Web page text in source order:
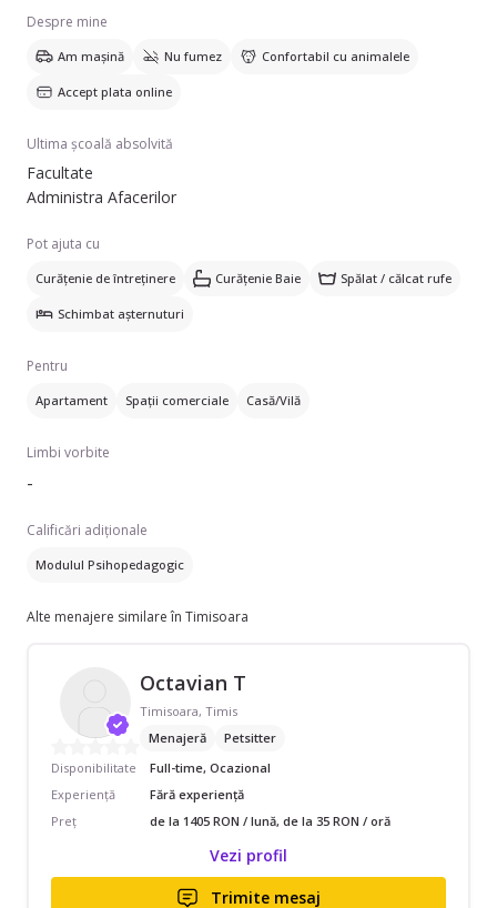
Despre mine
Am mașină Nu fumez Confortabil cu animalele
Accept plata online
Ultima școală absolvită
Facultate
Administra Afacerilor
Pot ajuta cu
Curățenie de întreținere Curățenie Baie Spălat / călcat rufe
Schimbat așternuturi
Pentru
Apartament Spații comerciale Casă/Vilă
Limbi vorbite
-
Calificări adiționale
Modulul Psihopedagogic
Alte menajere similare în Timisoara
Octavian T
Timisoara, Timis
Menajeră
Petsitter
Disponibilitate
Full-time, Ocazional
Experiență
Fără experiență
Preț
de la 1405 RON / lună, de la 35 RON / oră
Vezi profil
Trimite mesaj